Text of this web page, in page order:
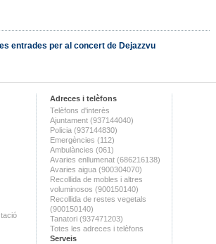
entrades per al concert de Dejazzvu
Adreces i telèfons
Telèfons d'interès
Ajuntament (937144040)
Policia (937144830)
Emergències (112)
Ambulàncies (061)
Avaries enllumenat (686216138)
Avaries aigua (900304070)
Recollida de mobles i altres
voluminosos (900150140)
Recollida de restes vegetals
(900150140)
Tanatori (937471203)
Totes les adreces i telèfons
Serveis